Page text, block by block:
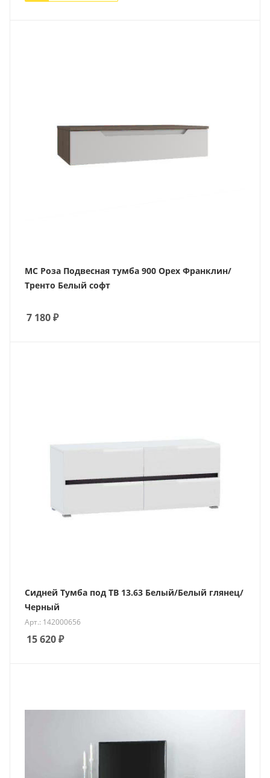
МС Роза Подвесная тумба 900 Орех Франклин/
Тренто Белый софт
7 180₽
Сидней Тумба под ТВ 13.63 Белый/Белый глянец/
Черный
Арт.: 142000656
15 620₽